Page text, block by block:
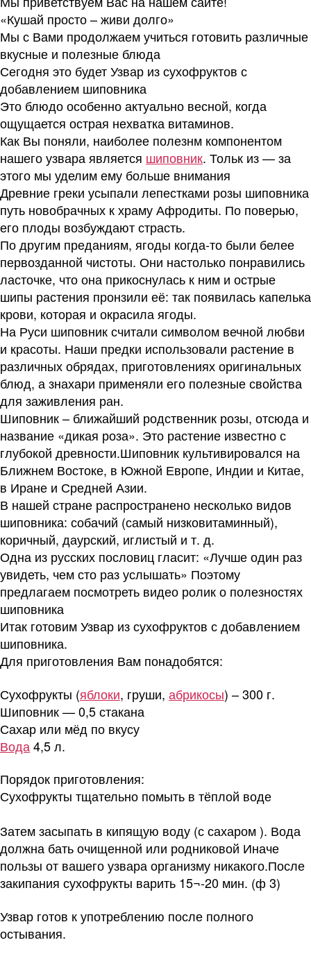
«Кушай просто – живи долго»
Мы с Вами продолжаем учиться готовить различные
вкусные и полезные блюда
Сегодня это будет Узвар из сухофруктов с
добавлением шиповника
Это блюдо особенно актуально весной, когда
ощущается острая нехватка витаминов.
Как Вы поняли, наиболее полезнм компонентом
нашего узвара является шиповник. Тольк из — за
этого мы уделим ему больше внимания
Древние греки усыпали лепестками розы шиповника
путь новобрачных к храму Афродиты. По поверью,
его плоды возбуждают страсть.
По другим преданиям, ягоды когда-то были белее
первозданной чистоты. Они настолько понравились
ласточке, что она прикоснулась к ним и острые
шипы растения пронзили её: так появилась капелька
крови, которая и окрасила ягоды.
На Руси шиповник считали символом вечной любви
и красоты. Наши предки использовали растение в
различных обрядах, приготовлениях оригинальных
блюд, а знахари применяли его полезные свойства
для заживления ран.
Шиповник – ближайший родственник розы, отсюда и
название «дикая роза». Это растение известно с
глубокой древности.Шиповник культивировался на
Ближнем Востоке, в Южной Европе, Индии и Китае,
в Иране и Средней Азии.
В нашей стране распространено несколько видов
шиповника: собачий (самый низковитаминный),
коричный, даурский, иглистый и т. д.
Одна из русских пословиц гласит: «Лучше один раз
увидеть, чем сто раз услышать» Поэтому
предлагаем посмотреть видео ролик о полезностях
шиповника
Итак готовим Узвар из сухофруктов с добавлением
шиповника.
Для приготовления Вам понадобятся:
Сухофрукты (яблоки, груши, абрикосы) – 300 г.
Шиповник — 0,5 стакана
Сахар или мёд по вкусу
Вода 4,5 л.
Порядок приготовления:
Сухофрукты тщательно помыть в тёплой воде
Затем засыпать в кипящую воду (с сахаром ). Вода
должна бать очищенной или родниковой Иначе
пользы от вашего узвара организму никакого.После
закипания сухофрукты варить 15¬-20 мин. (ф 3)
Узвар готов к употреблению после полного
остывания.